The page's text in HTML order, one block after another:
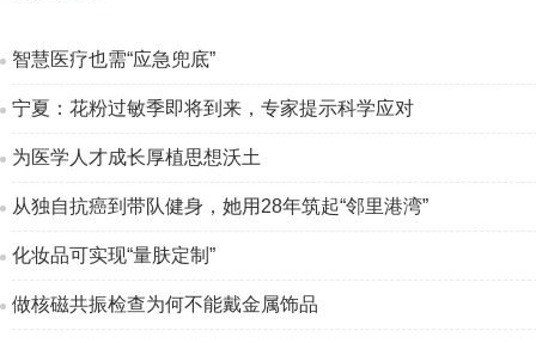
智慧医疗也需“应急兜底”
宁夏：花粉过敏季即将到来，专家提示科学应对
为医学人才成长厚植思想沃土
从独自抗癌到带队健身，她用28年筑起“邻里港湾”
化妆品可实现“量肤定制”
做核磁共振检查为何不能戴金属饰品